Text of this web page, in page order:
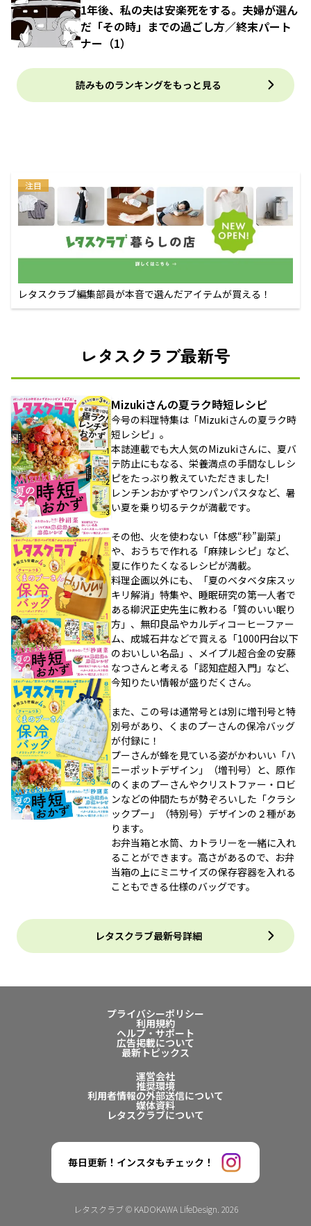
1年後、私の夫は安楽死をする。夫婦が選ん
だ「その時」までの過ごし方／終末パート
ナー（1）
読みものランキングをもっと見る
注目
レタスクラブ編集部員が本音で選んだアイテムが買える！
レタスクラブ最新号
Mizukiさんの夏ラク時短レシピ
今号の料理特集は「Mizukiさんの夏ラク時
短レシピ」。
本誌連載でも大人気のMizukiさんに、夏バ
テ防止にもなる、栄養満点の手間なしレシ
ピをたっぷり教えていただきました!
レンチンおかずやワンパンパスタなど、暑
い夏を乗り切るテクが満載です。
その他、火を使わない「体感“秒”副菜」
や、おうちで作れる「麻辣レシピ」など、
夏に作りたくなるレシピが満載。
料理企画以外にも、「夏のベタベタ床スッ
キリ解消」特集や、睡眠研究の第一人者で
ある柳沢正史先生に教わる「質のいい眠り
方」、無印良品やカルディコーヒーファー
ム、成城石井などで買える「1000円台以下
のおいしい名品」、メイプル超合金の安藤
なつさんと考える「認知症超入門」など、
今知りたい情報が盛りだくさん。
また、この号は通常号とは別に増刊号と特
別号があり、くまのプーさんの保冷バッグ
が付録に！
プーさんが蜂を見ている姿がかわいい「ハ
ニーポットデザイン」（増刊号）と、原作
のくまのプーさんやクリストファー・ロビ
ンなどの仲間たちが勢ぞろいした「クラシ
ックプー」（特別号）デザインの２種があ
ります。
お弁当箱と水筒、カトラリーを一緒に入れ
ることができます。高さがあるので、お弁
当箱の上にミニサイズの保存容器を入れる
こともできる仕様のバッグです。
レタスクラブ最新号詳細
プライバシーポリシー
利用規約
ヘルプ・サポート
広告掲載について
最新トピックス
運営会社
推奨環境
利用者情報の外部送信について
媒体資料
レタスクラブについて
毎日更新！インスタもチェック！
レタスクラブ © KADOKAWA LifeDesign. 2026